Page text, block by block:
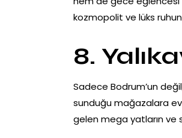
kozmopolit ve lüks
8.
Sadece Bodrum’un
sunduğu mağazalara ev
gelen mega yatların ve